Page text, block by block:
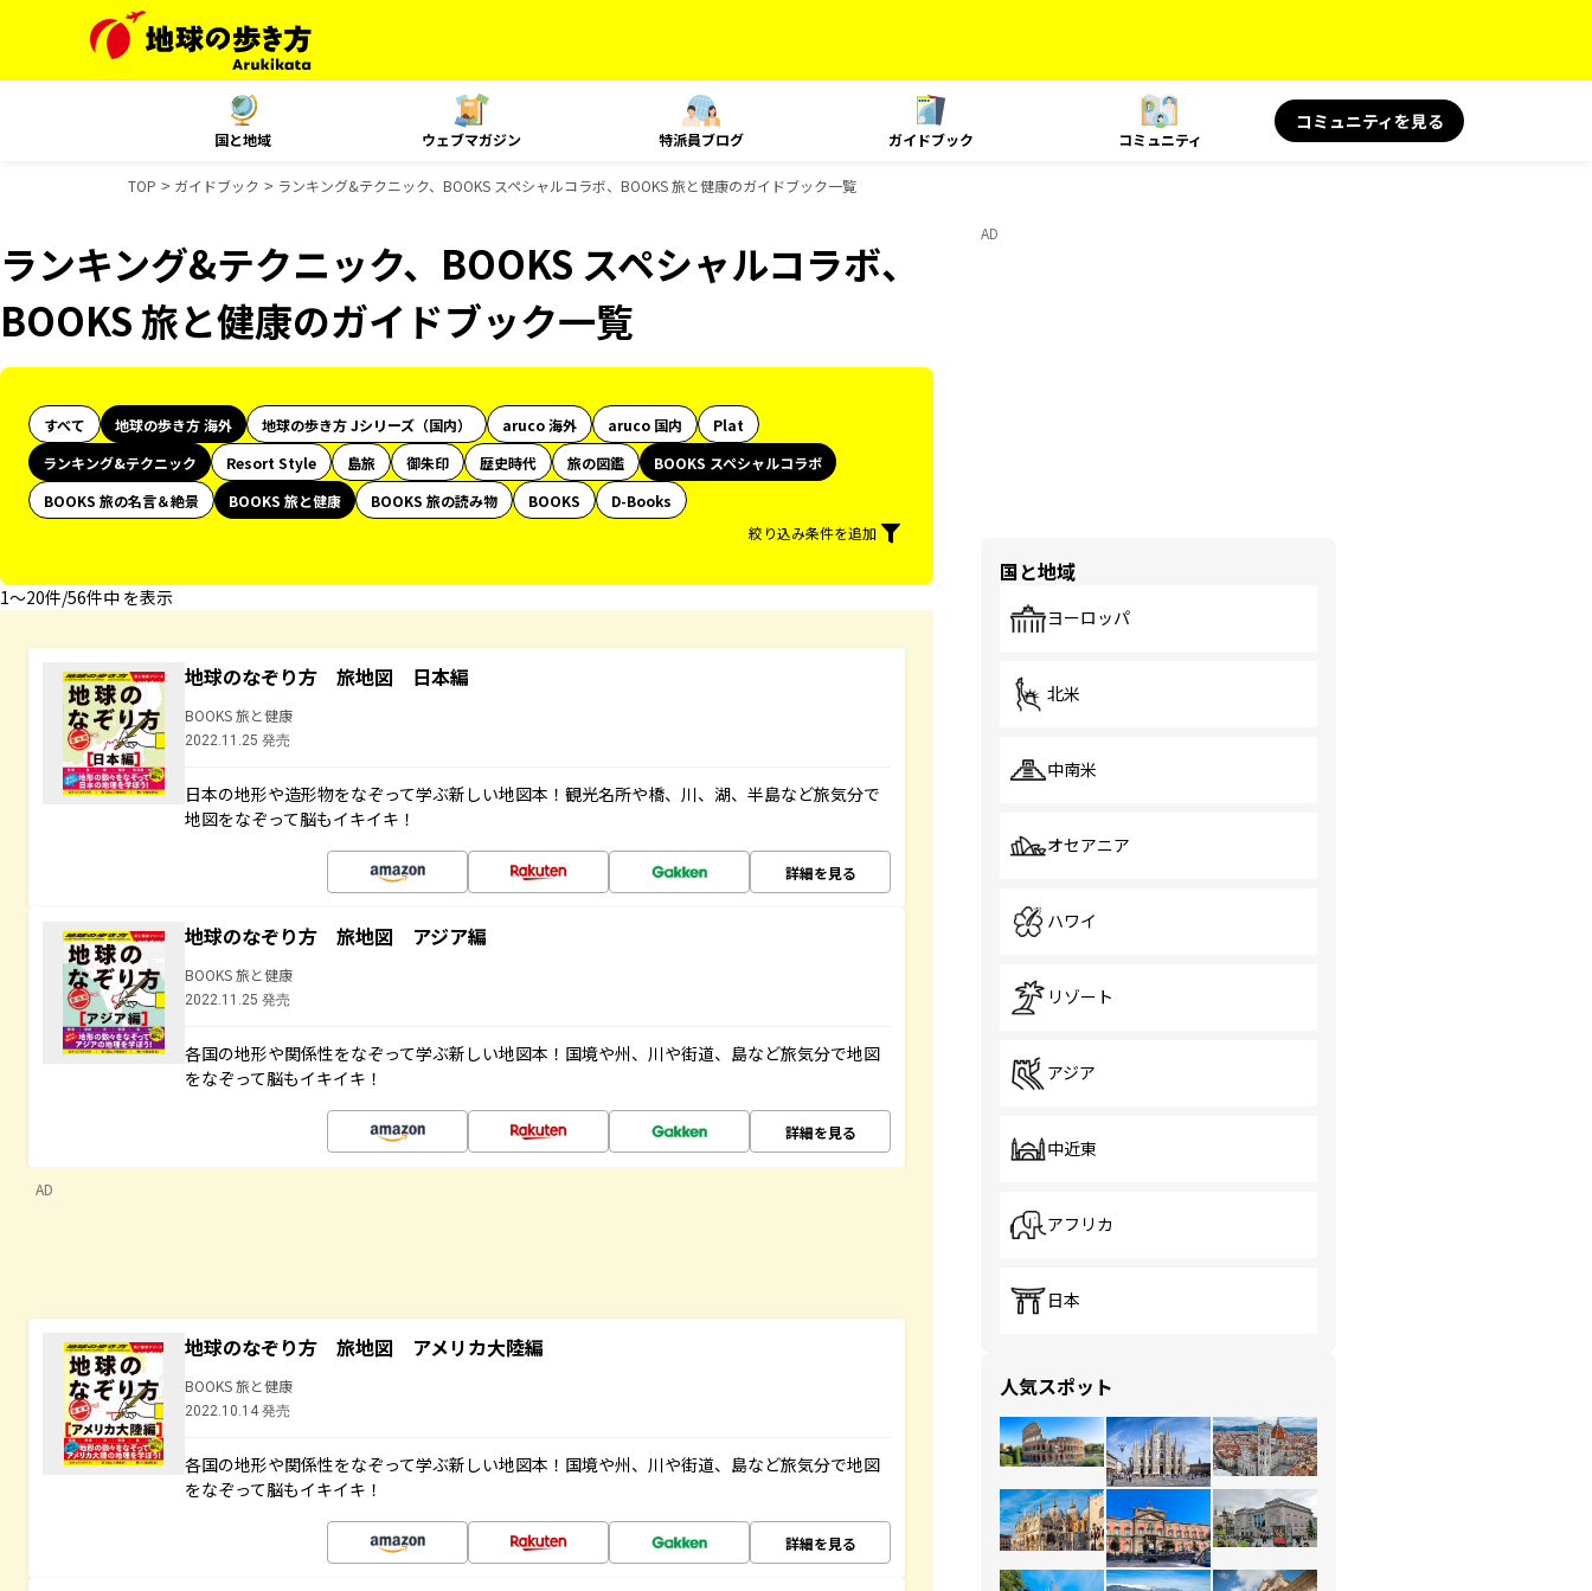
国と地域 ウェブマガジン 特派員ブログ ガイドブック コミュニティ
コミュニティを見る
TOP ガイドブック ランキング&テクニック、BOOKS スペシャルコラボ、BOOKS 旅と健康のガイドブック一覧
ランキング&テクニック、BOOKS スペシャルコラボ、
BOOKS 旅と健康のガイドブック一覧
すべて 地球の歩き方 海外 地球の歩き方 Jシリーズ（国内） aruco 海外 aruco 国内
Plat
ランキング&テクニック
Resort Style 島旅 御朱印 歴史時代 旅の図鑑
BOOKS スペシャルコラボ
BOOKS 旅の名言＆絶景
BOOKS 旅と健康 BOOKS 旅の読み物 BOOKS
D-Books
絞り込み条件を追加
1〜20件/56件中 を表示
地球のなぞり方 旅地図 日本編
BOOKS 旅と健康
2022.11.25 発売
日本の地形や造形物をなぞって学ぶ新しい地図本！観光名所や橋、川、湖、半島など旅気分で
地図をなぞって脳もイキイキ！
詳細を見る
地球のなぞり方 旅地図 アジア編
BOOKS 旅と健康
2022.11.25 発売
各国の地形や関係性をなぞって学ぶ新しい地図本！国境や州、川や街道、島など旅気分で地図
をなぞって脳もイキイキ！
詳細を見る
AD
地球のなぞり方 旅地図 アメリカ大陸編
BOOKS 旅と健康
2022.10.14 発売
各国の地形や関係性をなぞって学ぶ新しい地図本！国境や州、川や街道、島など旅気分で地図
をなぞって脳もイキイキ！
詳細を見る
AD
国と地域
ヨーロッパ
北米
中南米
オセアニア
ハワイ
リゾート
アジア
中近東
アフリカ
日本
人気スポット